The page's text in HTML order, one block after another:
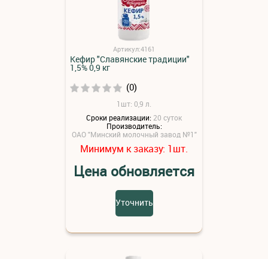
Артикул:4161
Кефир "Славянские традиции"
1,5% 0,9 кг
(0)
1шт: 0,9 л.
Сроки реализации: 20 суток
Производитель:
ОАО "Минский молочный завод №1"
Минимум к заказу: 1шт.
Цена обновляется
Уточнить